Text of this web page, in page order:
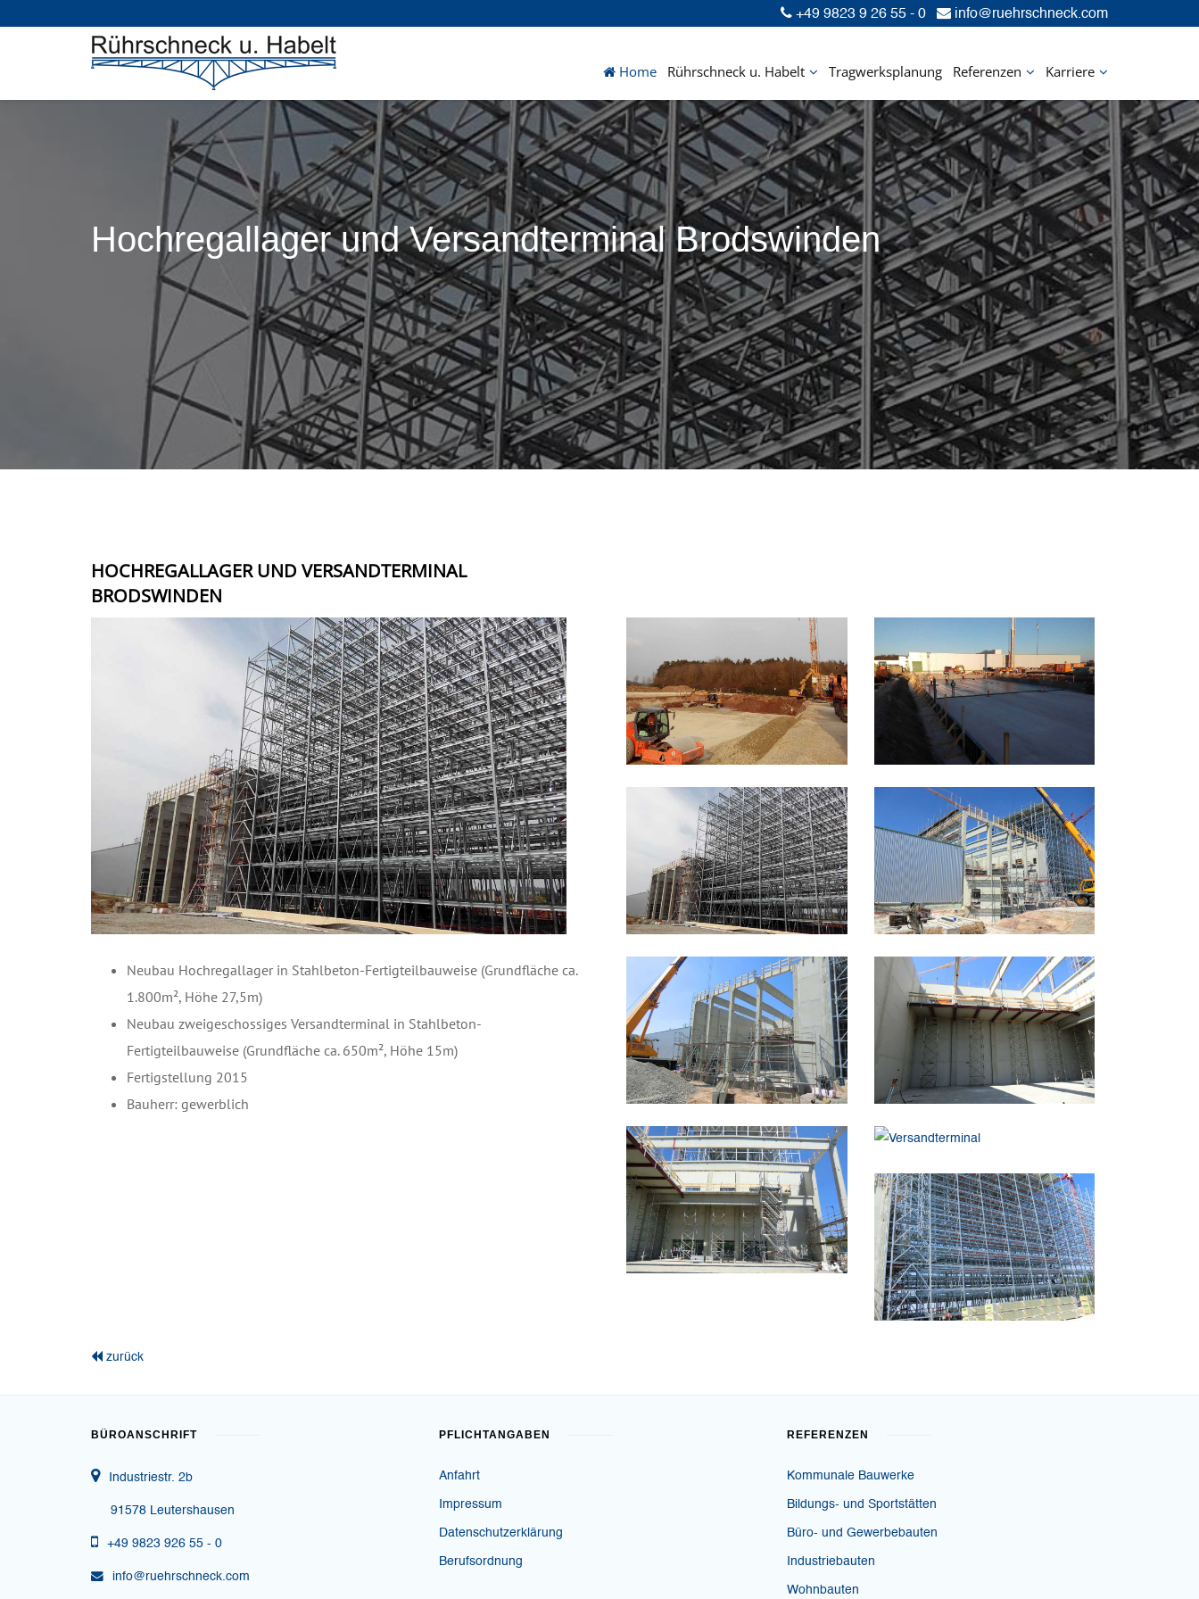
+49 9823 9 26 55 - 0 info@ruehrschneck.com
Home Rührschneck u. Habelt Tragwerksplanung Referenzen Karriere
Hochregallager und Versandterminal Brodswinden
HOCHREGALLAGER UND VERSANDTERMINAL
BRODSWINDEN
Neubau Hochregallager in Stahlbeton-Fertigteilbauweise (Grundfläche ca.
1.800m², Höhe 27,5m)
Neubau zweigeschossiges Versandterminal in Stahlbeton-
Fertigteilbauweise (Grundfläche ca. 650m², Höhe 15m)
Fertigstellung 2015
Bauherr: gewerblich
zurück
BÜROANSCHRIFT
Industriestr. 2b
91578 Leutershausen
+49 9823 926 55 - 0
info@ruehrschneck.com
PFLICHTANGABEN
Anfahrt
Impressum
Datenschutzerklärung
Berufsordnung
REFERENZEN
Kommunale Bauwerke
Bildungs- und Sportstätten
Büro- und Gewerbebauten
Industriebauten
Wohnbauten